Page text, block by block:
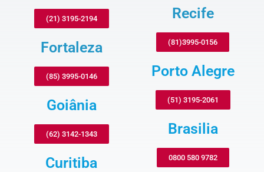
(21) 3195-2194
Fortaleza
(85) 3995-0146
Goiânia
(62) 3142-1343
Curitiba
Recife
(81)3995-0156
Porto Alegre
(51) 3195-2061
Brasilia
0800 580 9782